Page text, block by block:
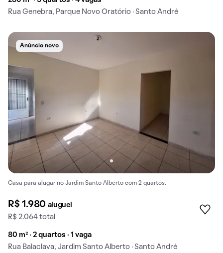
Rua Genebra, Parque Novo Oratório · Santo André
Anúncio novo
Casa para alugar no Jardim Santo Alberto com 2 quartos.
R$ 1.980 aluguel
R$ 2.064 total
80 m² · 2 quartos · 1 vaga
Rua Balaclava, Jardim Santo Alberto · Santo André